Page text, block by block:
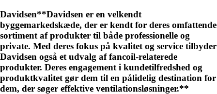
Davidsen**Davidsen er en velkendt
byggemarkedskæde, der er kendt for deres omfattende
sortiment af produkter til både professionelle og
private. Med deres fokus på kvalitet og service tilbyder
Davidsen også et udvalg af fancoil-relaterede
produkter. Deres engagement i kundetilfredshed og
produktkvalitet gør dem til en pålidelig destination for
dem, der søger effektive ventilationsløsninger.**